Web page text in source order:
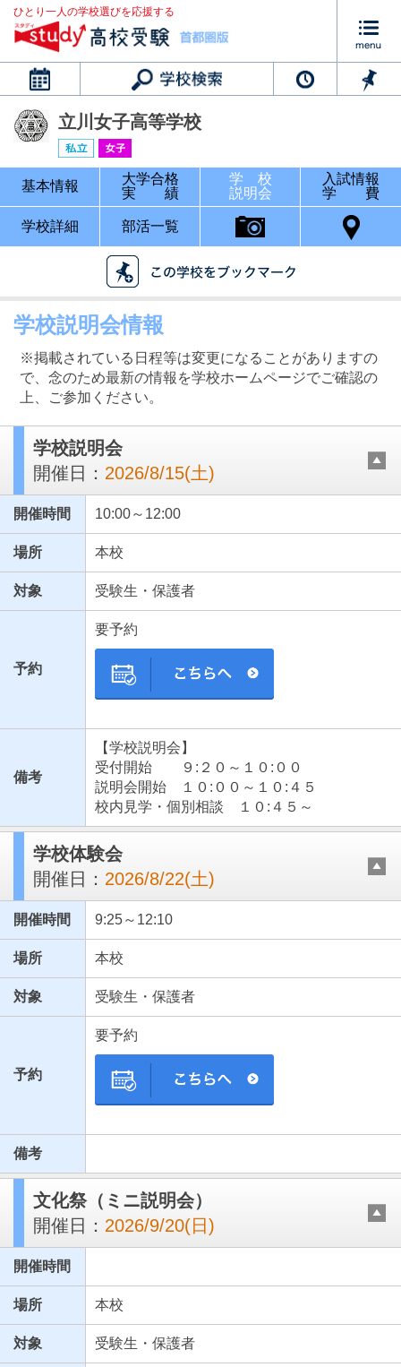
ひとり一人の学校選びを応援する
カレンダー
最近見た学校
立川女子高等学校
ブックマークした学校
ブックマークした学校はありません
立川女子高等学校
基本情報
大学合格
実 績
学 校
説明会
入試情報
学 費
学校詳細 部活一覧
学校説明会情報
※掲載されている日程等は変更になることがありますの
で、念のため最新の情報を学校ホームページでご確認の
上、ご参加ください。
学校説明会
開催日： 2026/8/15(土)
開催時間 10:00～12:00
場所 本校
対象 受験生・保護者
予約
要予約
備考
【学校説明会】
受付開始 ９:２０～１０:００
説明会開始 １０:００～１０:４５
校内見学・個別相談 １０:４５～
学校体験会
開催日： 2026/8/22(土)
開催時間 9:25～12:10
場所 本校
対象 受験生・保護者
予約
要予約
備考
文化祭（ミニ説明会）
開催日： 2026/9/20(日)
開催時間
場所 本校
対象 受験生・保護者